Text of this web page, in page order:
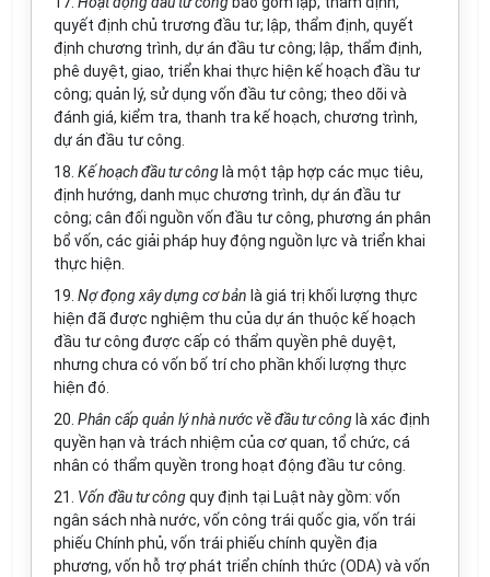
quyết định chủ trương đầu tư; lập, thẩm định, quyết
định chương trình, dự án đầu tư công; lập, thẩm định,
phê duyệt, giao, triển khai thực hiện kế hoạch đầu tư
công; quản lý, sử dụng vốn đầu tư công; theo dõi và
đánh giá, kiểm tra, thanh tra kế hoạch, chương trình,
dự án đầu tư công.
18. Kế hoạchđầu tư công là một tập hợp các mục tiêu,
định hướng, danh mục chương trình, dự án đầu tư
công; cân đối nguồn vốn đầu tư công, phương án phân
bổ vốn, các giải pháp huy động nguồn lực và triển khai
thực hiện.
19. Nợ đọng xây dựng cơ bản là giá trị khối lượng thực
hiện đã được nghiệm thu của dự án thuộc kế hoạch
đầu tư công được cấp có thẩm quyền phê duyệt,
nhưng chưa có vốn bố trí cho phần khối lượng thực
hiện đó.
20. Phân cấp quản lý nhà nước về đầu tư công là xác định
quyền hạn và trách nhiệm của cơ quan, tổ chức, cá
nhân có thẩm quyền trong hoạt động đầu tư công.
21. Vốn đầu tư côngquy định tại Luật này gồm: vốn
ngân sách nhà nước, vốn công trái quốc gia, vốn trái
phiếu Chính phủ, vốn trái phiếu chính quyền địa
phương, vốn hỗ trợ phát triển chính thức (ODA) và vốn